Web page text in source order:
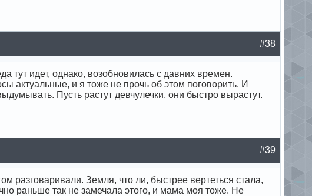
#38
тут идет, однако, возобновилась с давних времен.
актуальные, и я тоже не прочь об этом поговорить. И
Пусть растут девчулечки, они быстро вырастут.
#39
разговаривали. Земля, что ли, быстрее вертеться стала,
раньше так не замечала этого, и мама моя тоже. Не